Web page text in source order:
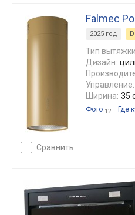
сравнить
Falmec
2025 год
Тип
Дизайн:
Управление:
Ширина: 35
Фото 12 Где